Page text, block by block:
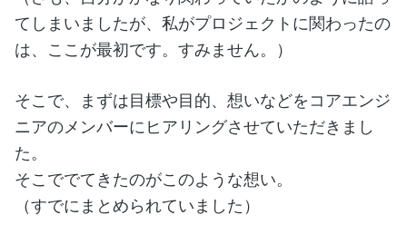
てしまいましたが、私がプロジェクトに関わったの
は、ここが最初です。すみません。）
そこで、まずは目標や目的、想いなどをコアエンジ
ニアのメンバーにヒアリングさせていただきまし
た。
そこででてきたのがこのような想い。
（すでにまとめられていました）